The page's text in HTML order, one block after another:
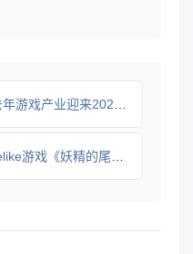
业迎来2020年以来最佳表现
妖精的尾巴 地下迷城》 N